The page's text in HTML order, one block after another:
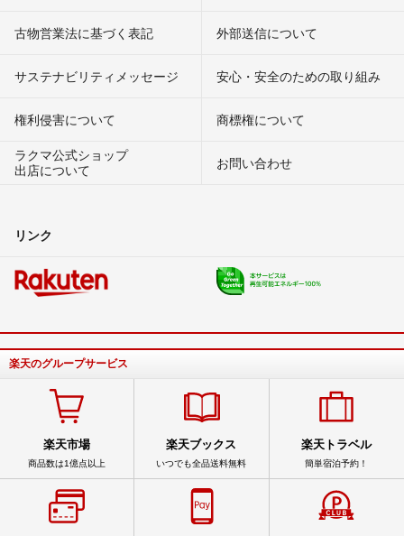
古物営業法に基づく表記 外部送信について
サステナビリティメッセージ 安心・安全のための取り組み
権利侵害について
商標権について
ラクマ公式ショップ
出店について
お問い合わせ
リンク
楽天のグループサービス
楽天市場
商品数は1億点以上
楽天ブックス
いつでも全品送料無料
楽天トラベル
簡単宿泊予約！